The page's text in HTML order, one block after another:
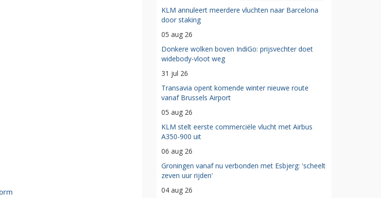
KLM annuleert meerdere vluchten naar Barcelona
door staking
05 aug 26
Donkere wolken boven IndiGo: prijsvechter doet
widebody-vloot weg
31 jul 26
Transavia opent komende winter nieuwe route
vanaf Brussels Airport
05 aug 26
KLM stelt eerste commerciële vlucht met Airbus
A350-900 uit
06 aug 26
Groningen vanaf nu verbonden met Esbjerg: 'scheelt
zeven uur rijden'
04 aug 26